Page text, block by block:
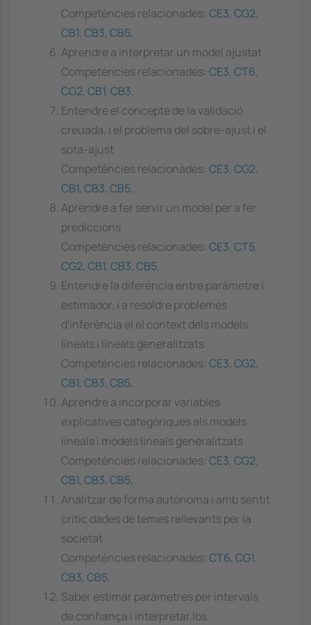
Competències relacionades: CE3, CG2,
CB1, CB3, CB5,
Aprendre a interpretar un model ajustat
Competències relacionades: CE3, CT6,
CG2, CB1, CB3,
Entendre el concepte de la validació
creuada, i el problema del sobre-ajust i el
sota-ajust
Competències relacionades: CE3, CG2,
CB1, CB3, CB5,
Aprendre a fer servir un model per a fer
prediccions
Competències relacionades: CE3, CT5,
CG2, CB1, CB3, CB5,
Entendre la diferència entre paràmetre i
estimador, i a resoldre problemes
d'inferència el el context dels models
lineals i lineals generalitzats
Competències relacionades: CE3, CG2,
CB1, CB3, CB5,
Aprendre a incorporar variables
explicatives categòriques als models
lineals i models lineals generalitzats
Competències relacionades: CE3, CG2,
CB1, CB3, CB5,
Analitzar de forma autònoma i amb sentit
crític dades de temes rellevants per la
societat
Competències relacionades: CT6, CG1,
CB3, CB5,
Saber estimar paràmetres per intervals
de confiança i interpretar.los.